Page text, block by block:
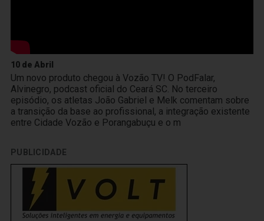
10 de Abril
Um novo produto chegou à Vozão TV! O PodFalar,
Alvinegro, podcast oficial do Ceará SC. No terceiro
episódio, os atletas João Gabriel e Melk comentam sobre
a transição da base ao profissional, a integração existente
entre Cidade Vozão e Porangabuçu e o m
PUBLICIDADE